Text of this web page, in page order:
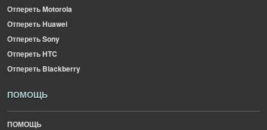
Отпереть Motorola
Отпереть Huawei
Отпереть Sony
Отпереть HTC
Отпереть Blackberry
ПОМОЩЬ
ПОМОЩЬ